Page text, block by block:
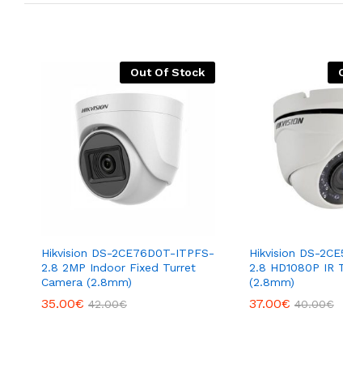
Out Of Stock
Hikvision DS-2CE76D0T-ITPFS-
2.8 2MP Indoor Fixed Turret
Camera (2.8mm)
35.00€ 42.00€
Hikvision DS-
2.8 HD1080P IR
(2.8mm)
37.00€ 40.00€